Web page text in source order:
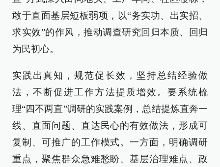
敢于直面基层短板弱项，以“务实功、出实招、
求实效”的作风，推动调查研究回归本质、回归
为民初心。
实践出真知，规范促长效，坚持总结经验做
法，不断促进工作方法提质增效。要系统梳
理“四不两直”调研的实践案例，总结提炼直奔一
线、直面问题、直达民心的有效做法，形成可
复制、可推广的工作模式。一方面，明确调研
重点，聚焦群众急难愁盼、基层治理难点、政